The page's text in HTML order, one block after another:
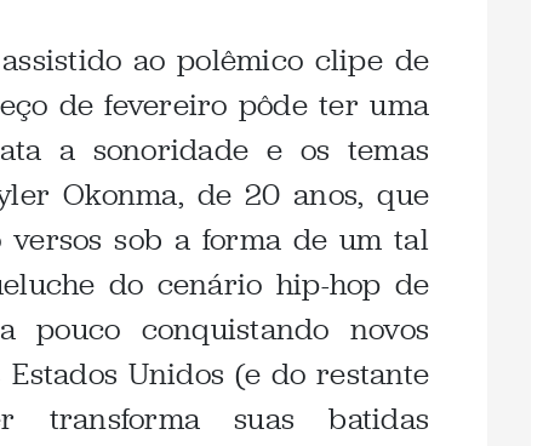
ao polêmico clipe de
de fevereiro pôde ter uma
a sonoridade e os temas
Okonma, de 20 anos, que
sob a forma de um tal
do cenário hip-hop de
pouco conquistando novos
Unidos (e do restante
suas batidas